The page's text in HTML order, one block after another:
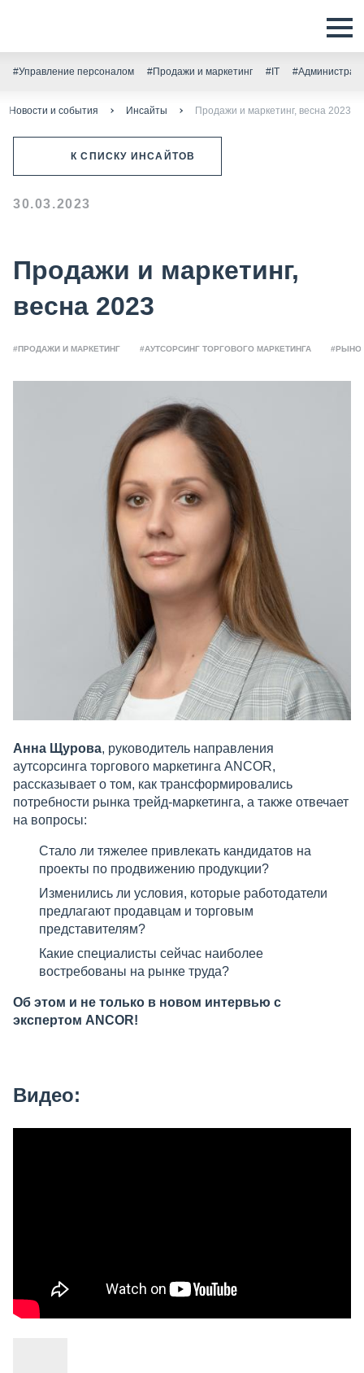
#Управление персоналом #Продажи и маркетинг #IT
Новости и события Инсайты Продажи и маркетинг, весна 2023
К СПИСКУ ИНСАЙТОВ
30.03.2023
Продажи и маркетинг,
весна 2023
#ПРОДАЖИ И МАРКЕТИНГ #АУТСОРСИНГ ТОРГОВОГО МАРКЕТИНГА
Анна Щурова, руководитель направления
аутсорсинга торгового маркетинга ANCOR,
рассказывает о том, как трансформировались
потребности рынка трейд-маркетинга, а также отвечает
на вопросы:
Стало ли тяжелее привлекать кандидатов на
проекты по продвижению продукции?
Изменились ли условия, которые работодатели
предлагают продавцам и торговым
представителям?
Какие специалисты сейчас наиболее
востребованы на рынке труда?
Об этом и не только в новом интервью с
экспертом ANCOR!
Видео: